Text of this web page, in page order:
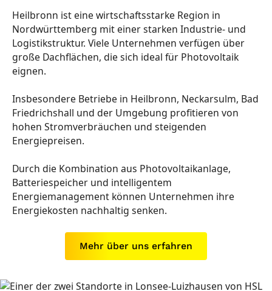
Heilbronn ist eine wirtschaftsstarke Region in
Nordwürttemberg mit einer starken Industrie- und
Logistikstruktur. Viele Unternehmen verfügen über
große Dachflächen, die sich ideal für Photovoltaik
eignen.
Insbesondere Betriebe in Heilbronn, Neckarsulm, Bad
Friedrichshall und der Umgebung profitieren von
hohen Stromverbräuchen und steigenden
Energiepreisen.
Durch die Kombination aus Photovoltaikanlage,
Batteriespeicher und intelligentem
Energiemanagement können Unternehmen ihre
Energiekosten nachhaltig senken.
Mehr über uns erfahren